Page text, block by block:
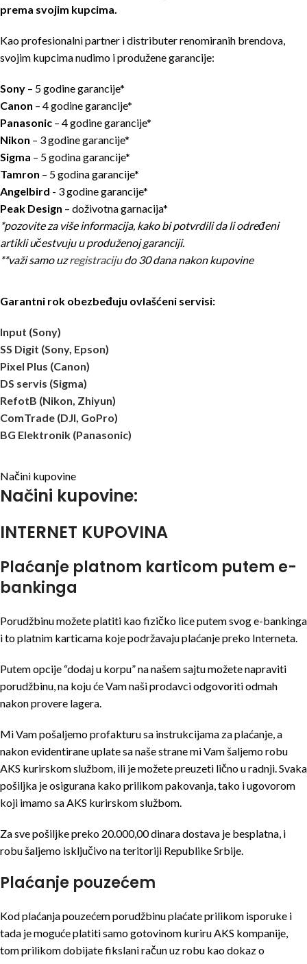
prema svojim kupcima.
Kao profesionalni partner i distributer renomiranih brendova,
svojim kupcima nudimo i produžene garancije:
Sony – 5 godine garancije*
Canon – 4 godine garancije*
Panasonic – 4 godine garancije*
Nikon – 3 godine garancije*
Sigma – 5 godina garancije*
Tamron – 5 godina garancije*
Angelbird - 3 godine garancije*
Peak Design – doživotna garnacija*
*pozovite za više informacija, kako bi potvrdili da li određeni
artikli učestvuju u produženoj garanciji.
**važi samo uzregistracijudo 30 dana nakon kupovine
Garantni rok obezbeđuju ovlašćeni servisi:
Input (Sony)
SS Digit (Sony, Epson)
Pixel Plus (Canon)
DS servis (Sigma)
RefotB (Nikon, Zhiyun)
ComTrade (DJI, GoPro)
BG Elektronik (Panasonic)
Načini kupovine
Načini kupovine:
INTERNET KUPOVINA
Plaćanje platnom karticom putem e-
bankinga
Porudžbinu možete platiti kao fizičko lice putem svog e-bankinga
i to platnim karticama koje podržavaju plaćanje preko Interneta.
Putem opcije “dodaj u korpu” na našem sajtu možete napraviti
porudžbinu, na koju će Vam naši prodavci odgovoriti odmah
nakon provere lagera.
Mi Vam pošaljemo profakturu sa instrukcijama za plaćanje, a
nakon evidentirane uplate sa naše strane mi Vam šaljemo robu
AKS kurirskom službom, ili je možete preuzeti lično u radnji. Svaka
pošiljka je osigurana kako prilikom pakovanja, tako i ugovorom
koji imamo sa AKS kurirskom službom.
Za sve pošiljke preko 20.000,00 dinara dostava je besplatna, i
robu šaljemo isključivo na teritoriji Republike Srbije.
Plaćanje pouzećem
Kod plaćanja pouzećem porudžbinu plaćate prilikom isporuke i
tada je moguće platiti samo gotovinom kuriru AKS kompanije,
tom prilikom dobijate fikslani račun uz robu kao dokaz o